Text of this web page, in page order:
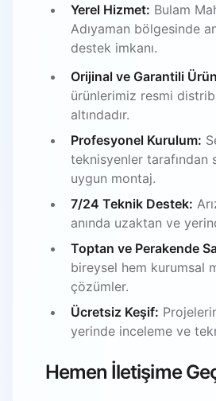
Yerel Hizmet: Bulam
Adıyaman bölgesinde
destek imkanı.
Orijinal ve Garantili
ürünlerimiz resmi
altındadır.
Profesyonel Kurulum:
teknisyenler tarafından
uygun montaj.
7/24 Teknik Destek:
anında uzaktan ve
Toptan ve Perakende
bireysel hem kurumsal
çözümler.
Ücretsiz Keşif:
yerinde inceleme ve
Hemen İletişime